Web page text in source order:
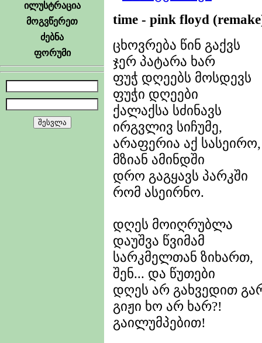
ილუსტრაცია
მოგვწერეთ
ძებნა
ფორუმი
time - pink floyd
ცხოვრება წინ გაქვს
ჯერ პატარა ხარ
ფუჭ დღეებს მოსდევს
ფუჭი დღეები
ქალაქსა სძინავს
ირგვლივ სიჩუმე,
არაფერია აქ სასეირო,
მზიან ამინდში
დრო გაგყავს პარკში
რომ ასეირნო.
დღეს მოიღრუბლა
დაუშვა წვიმამ
სარკმელთან ზიხართ,
შენ... და წუთები
დღეს არ გახვედით
გიჟი ხო არ ხარ?!
გაილუმპებით!